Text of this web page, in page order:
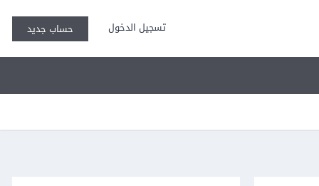
تسجيل الدخول حساب جديد